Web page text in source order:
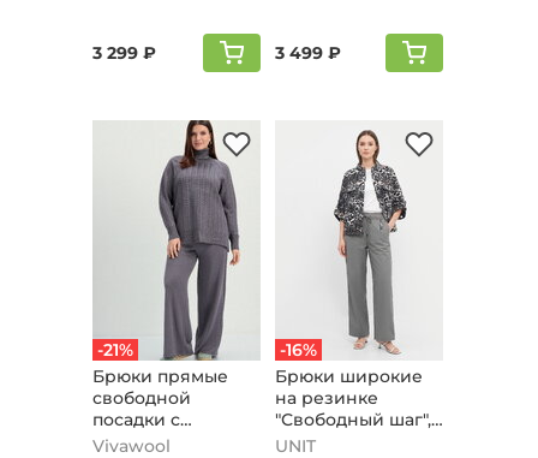
3 299 ₽ 3 499 ₽
-21%
Брюки прямые
свободной
посадки с
лампасами,
Vivawool
-16%
Брюки широкие
на резинке
"Свободный шаг",
серый
UNIT